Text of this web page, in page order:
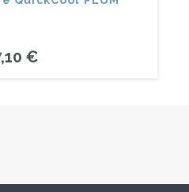
€